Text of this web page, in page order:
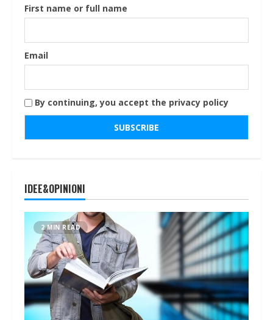
First name or full name
Email
By continuing, you accept the privacy policy
IDEE&OPINIONI
2 MIN READ